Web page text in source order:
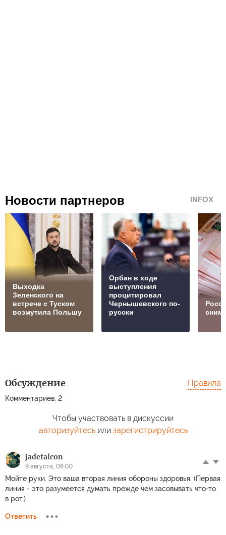
Новости партнеров INFOX
Выходка
Зеленского на
встрече с Туском
возмутила Польшу
Орбан в ходе
выступления
процитировал
Чернышевского по-
русски
Обсуждение
Комментариев: 2
Правила
Чтобы участвовать в дискуссии
авторизуйтесьили зарегистрируйтесь
jadefalcon
9 августа, 08:00
Мойте руки. Это ваша вторая линия обороны здоровья. (Первая
линия - это разумеется думать прежде чем засовывать что-то
в рот.)
Ответить